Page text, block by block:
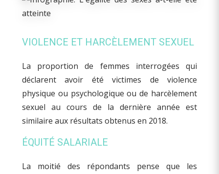
VIOLENCE ET HARCÈLEMENT SEXUEL
La proportion de femmes interrogées qui
déclarent avoir été victimes de violence
physique ou psychologique ou de harcèlement
sexuel au cours de la dernière année est
similaire aux résultats obtenus en 2018.
ÉQUITÉ SALARIALE
La moitié des répondants pense que les